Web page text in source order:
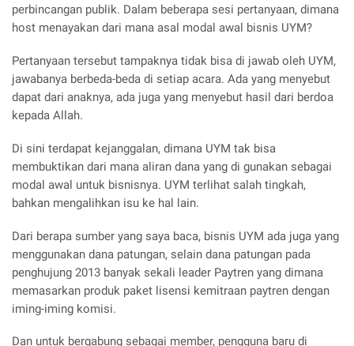
perbincangan publik. Dalam beberapa sesi pertanyaan, dimana
host menayakan dari mana asal modal awal bisnis UYM?
Pertanyaan tersebut tampaknya tidak bisa di jawab oleh UYM,
jawabanya berbeda-beda di setiap acara. Ada yang menyebut
dapat dari anaknya, ada juga yang menyebut hasil dari berdoa
kepada Allah.
Di sini terdapat kejanggalan, dimana UYM tak bisa
membuktikan dari mana aliran dana yang di gunakan sebagai
modal awal untuk bisnisnya. UYM terlihat salah tingkah,
bahkan mengalihkan isu ke hal lain.
Dari berapa sumber yang saya baca, bisnis UYM ada juga yang
menggunakan dana patungan, selain dana patungan pada
penghujung 2013 banyak sekali leader Paytren yang dimana
memasarkan produk paket lisensi kemitraan paytren dengan
iming-iming komisi.
Dan untuk bergabung sebagai member, pengguna baru di